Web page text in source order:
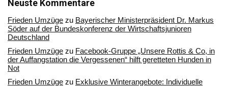
Neuste Kommentare
Frieden Umzüge zu Bayerischer Ministerpräsident Dr. Markus
Söder auf der Bundeskonferenz der Wirtschaftsjunioren
Deutschland
Frieden Umzüge zu Facebook-Gruppe „Unsere Rottis & Co, in
der Auffangstation die Vergessenen“ hilft geretteten Hunden in
Not
Frieden Umzüge zu Exklusive Winterangebote: Individuelle